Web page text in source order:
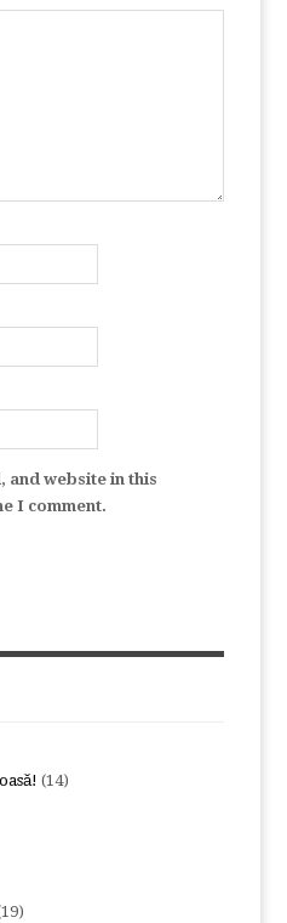
and website in this
I comment.
(14)